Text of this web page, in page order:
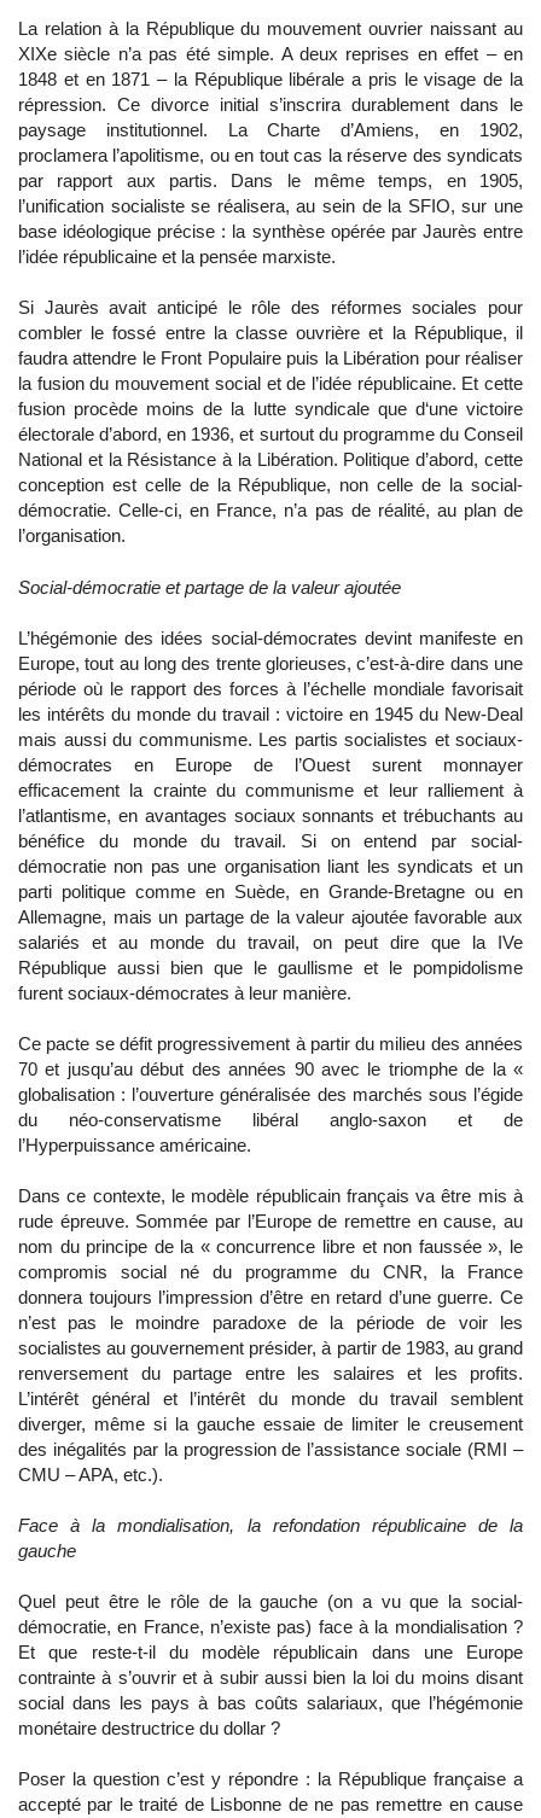
La relation à la République du mouvement ouvrier naissant au
XIXe siècle n’a pas été simple. A deux reprises en effet – en
1848 et en 1871 – la République libérale a pris le visage de la
répression. Ce divorce initial s’inscrira durablement dans le
paysage institutionnel. La Charte d’Amiens, en 1902,
proclamera l’apolitisme, ou en tout cas la réserve des syndicats
par rapport aux partis. Dans le même temps, en 1905,
l’unification socialiste se réalisera, au sein de la SFIO, sur une
base idéologique précise : la synthèse opérée par Jaurès entre
l’idée républicaine et la pensée marxiste.
Si Jaurès avait anticipé le rôle des réformes sociales pour
combler le fossé entre la classe ouvrière et la République, il
faudra attendre le Front Populaire puis la Libération pour réaliser
la fusion du mouvement social et de l’idée républicaine. Et cette
fusion procède moins de la lutte syndicale que d‘une victoire
électorale d’abord, en 1936, et surtout du programme du Conseil
National et la Résistance à la Libération. Politique d’abord, cette
conception est celle de la République, non celle de la social-
démocratie. Celle-ci, en France, n’a pas de réalité, au plan de
l’organisation.
Social-démocratie et partage de la valeur ajoutée
L’hégémonie des idées social-démocrates devint manifeste en
Europe, tout au long des trente glorieuses, c’est-à-dire dans une
période où le rapport des forces à l’échelle mondiale favorisait
les intérêts du monde du travail : victoire en 1945 du New-Deal
mais aussi du communisme. Les partis socialistes et sociaux-
démocrates en Europe de l’Ouest surent monnayer
efficacement la crainte du communisme et leur ralliement à
l’atlantisme, en avantages sociaux sonnants et trébuchants au
bénéfice du monde du travail. Si on entend par social-
démocratie non pas une organisation liant les syndicats et un
parti politique comme en Suède, en Grande-Bretagne ou en
Allemagne, mais un partage de la valeur ajoutée favorable aux
salariés et au monde du travail, on peut dire que la IVe
République aussi bien que le gaullisme et le pompidolisme
furent sociaux-démocrates à leur manière.
Ce pacte se défit progressivement à partir du milieu des années
70 et jusqu’au début des années 90 avec le triomphe de la «
globalisation : l’ouverture généralisée des marchés sous l’égide
du néo-conservatisme libéral anglo-saxon et de
l’Hyperpuissance américaine.
Dans ce contexte, le modèle républicain français va être mis à
rude épreuve. Sommée par l’Europe de remettre en cause, au
nom du principe de la « concurrence libre et non faussée », le
compromis social né du programme du CNR, la France
donnera toujours l’impression d’être en retard d’une guerre. Ce
n’est pas le moindre paradoxe de la période de voir les
socialistes au gouvernement présider, à partir de 1983, au grand
renversement du partage entre les salaires et les profits.
L’intérêt général et l’intérêt du monde du travail semblent
diverger, même si la gauche essaie de limiter le creusement
des inégalités par la progression de l’assistance sociale (RMI –
CMU – APA, etc.).
Face à la mondialisation, la refondation républicaine de la
gauche
Quel peut être le rôle de la gauche (on a vu que la social-
démocratie, en France, n’existe pas) face à la mondialisation ?
Et que reste-t-il du modèle républicain dans une Europe
contrainte à s’ouvrir et à subir aussi bien la loi du moins disant
social dans les pays à bas coûts salariaux, que l’hégémonie
monétaire destructrice du dollar ?
Poser la question c’est y répondre : la République française a
accepté par le traité de Lisbonne de ne pas remettre en cause